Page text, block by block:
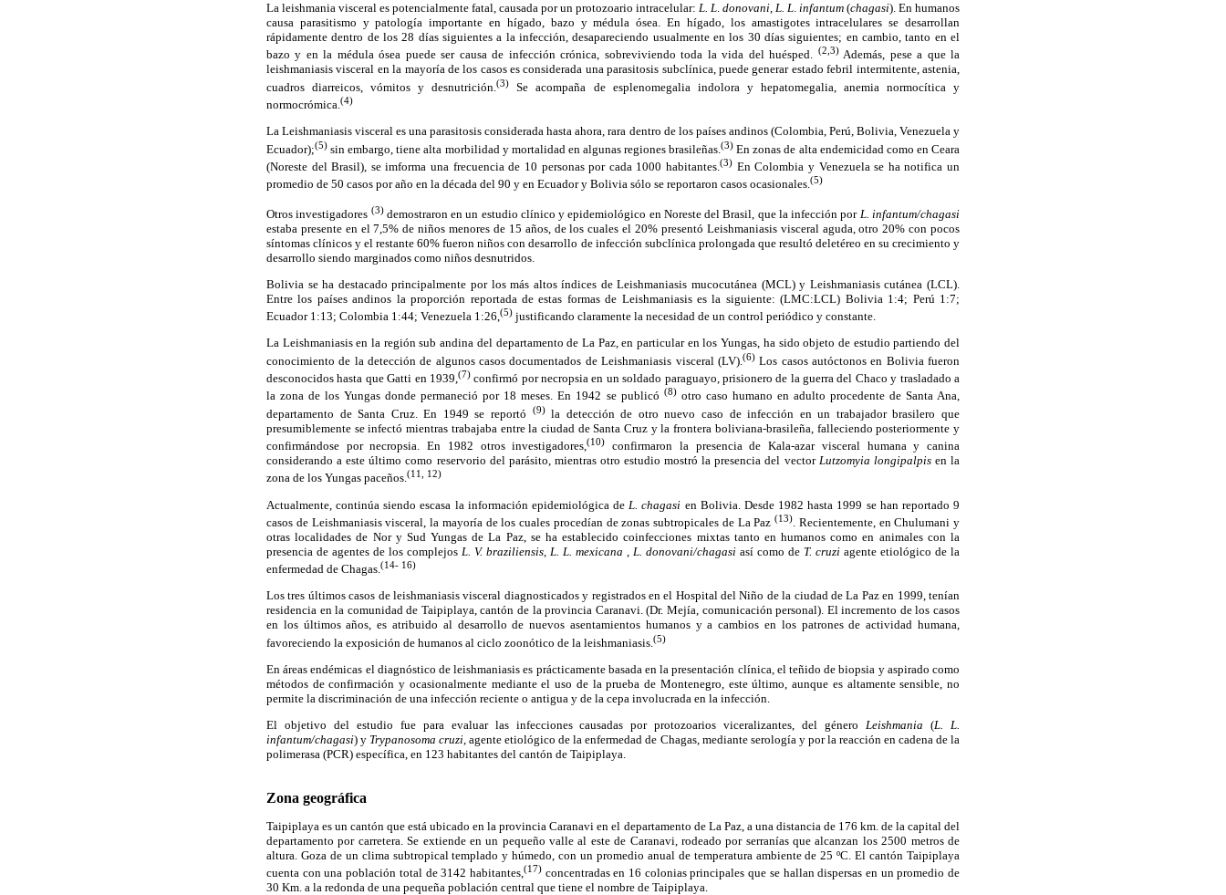
La leishmania visceral es potencialmente fatal, causada por un protozoario intracelular: L. L. donovani, L. L. infantum (chagasi). En humanos
causa parasitismo y patología importante en hígado, bazo y médula ósea. En hígado, los amastigotes intracelulares se desarrollan
rápidamente dentro de los 28 días siguientes a la infección, desapareciendo usualmente en los 30 días siguientes; en cambio, tanto en el
bazo y en la médula ósea puede ser causa de infección crónica, sobreviviendo toda la vida del huésped. (2,3)Además, pese a que la
leishmaniasis visceral en la mayoría de los casos es considerada una parasitosis subclínica, puede generar estado febril intermitente, astenia,
cuadros diarreicos, vómitos y desnutrición.(3)
Se acompaña de esplenomegalia indolora y hepatomegalia, anemia normocítica y
normocrómica.(4)
La Leishmaniasis visceral es una parasitosis considerada hasta ahora, rara dentro de los países andinos (Colombia, Perú, Bolivia, Venezuela y
Ecuador);(5) sin embargo, tiene alta morbilidad y mortalidad en algunas regiones brasileñas.(3) En zonas de alta endemicidad como en Ceara
(Noreste del Brasil), se imforma una frecuencia de 10 personas por cada 1000 habitantes.(3) En Colombia y Venezuela se ha notifica un
promedio de 50 casos por año en la década del 90 y en Ecuador y Bolivia sólo se reportaron casos ocasionales.(5)
Otros investigadores (3)demostraron en un estudio clínico y epidemiológico en Noreste del Brasil, que la infección por L. infantum/chagasi
estaba presente en el 7,5% de niños menores de 15 años, de los cuales el 20% presentó Leishmaniasis visceral aguda, otro 20% con pocos
síntomas clínicos y el restante 60% fueron niños con desarrollo de infección subclínica prolongada que resultó deletéreo en su crecimiento y
desarrollo siendo marginados como niños desnutridos.
Bolivia se ha destacado principalmente por los más altos índices de Leishmaniasis mucocutánea (MCL) y Leishmaniasis cutánea (LCL).
Entre los países andinos la proporción reportada de estas formas de Leishmaniasis es la siguiente: (LMC:LCL) Bolivia 1:4; Perú 1:7;
Ecuador 1:13; Colombia 1:44; Venezuela 1:26,(5) justificando claramente la necesidad de un control periódico y constante.
La Leishmaniasis en la región sub andina del departamento de La Paz, en particular en los Yungas, ha sido objeto de estudio partiendo del
conocimiento de la detección de algunos casos documentados de Leishmaniasis visceral (LV). (6)Los casos autóctonos en Bolivia fueron
desconocidos hasta que Gatti en 1939,(7)confirmó por necropsia en un soldado paraguayo, prisionero de la guerra del Chaco y trasladado a
la zona de los Yungas donde permaneció por 18 meses. En 1942 se publicó (8)otro caso humano en adulto procedente de Santa Ana,
departamento de Santa Cruz. En 1949 se reportó (9)la detección de otro nuevo caso de infección en un trabajador brasilero que
presumiblemente se infectó mientras trabajaba entre la ciudad de Santa Cruz y la frontera boliviana-brasileña, falleciendo posteriormente y
confirmándose por necropsia. En 1982 otros investigadores,(10)
confirmaron la presencia de Kala-azar visceral humana y canina
considerando a este último como reservorio del parásito, mientras otro estudio mostró la presencia del vector Lutzomyia longipalpisen la
zona de los Yungas paceños.(11, 12)
Actualmente, continúa siendo escasa la información epidemiológica de L. chagasi en Bolivia. Desde 1982 hasta 1999 se han reportado 9
casos de Leishmaniasis visceral, la mayoría de los cuales procedían de zonas subtropicales de La Paz (13) . Recientemente, en Chulumani y
otras localidades de Nor y Sud Yungas de La Paz, se ha establecido coinfecciones mixtas tanto en humanos como en animales con la
presencia de agentes de los complejos L. V. braziliensis, L. L. mexicana L. donovani/chagasi así como de T. cruzi agente etiológico de la
enfermedad de Chagas.(14- 16)
Los tres últimos casos de leishmaniasis visceral diagnosticados y registrados en el Hospital del Niño de la ciudad de La Paz en 1999, tenían
residencia en la comunidad de Taipiplaya, cantón de la provincia Caranavi. (Dr. Mejía, comunicación personal). El incremento de los casos
en los últimos años, es atribuido al desarrollo de nuevos asentamientos humanos y a cambios en los patrones de actividad humana,
favoreciendo la exposición de humanos al ciclo zoonótico de la leishmaniasis. (5)
En áreas endémicas el diagnóstico de leishmaniasis es prácticamente basada en la presentación clínica, el teñido de biopsia y aspirado como
métodos de confirmación y ocasionalmente mediante el uso de la prueba de Montenegro, este último, aunque es altamente sensible, no
permite la discriminación de una infección reciente o antigua y de la cepa involucrada en la infección.
El objetivo del estudio fue para evaluar las infecciones causadas por protozoarios viceralizantes, del géneroLeishmania (L. L.
infantum/chagasi) y Trypanosoma cruzi, agente etiológico de la enfermedad de Chagas, mediante serología y por la reacción en cadena de la
polimerasa (PCR) específica, en 123 habitantes del cantón de Taipiplaya.
Zona geográfica
Taipiplaya es un cantón que está ubicado en la provincia Caranavi en el departamento de La Paz, a una distancia de 176 km. de la capital del
departamento por carretera. Se extiende en un pequeño valle al este de Caranavi, rodeado por serranías que alcanzan los 2500 metros de
altura. Goza de un clima subtropical templado y húmedo, con un promedio anual de temperatura ambiente de 25 ºC. El cantón Taipiplaya
cuenta con una población total de 3142 habitantes, (17)concentradas en 16 colonias principales que se hallan dispersas en un promedio de
30 Km. a la redonda de una pequeña población central que tiene el nombre de Taipiplaya.